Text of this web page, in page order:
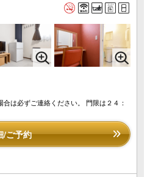
は必ずご連絡ください。 門限は２４：
/ご予約